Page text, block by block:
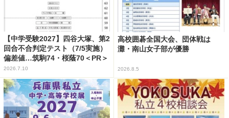
【中学受験2027】四谷大塚、第2
回合不合判定テスト（7/5実施）
偏差値…筑駒74・桜蔭70＜PR＞
2026.7.10
高校囲碁全国大会、団体戦は
灘・南山女子部が優勝
2026.8.5